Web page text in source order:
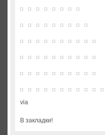
via
В закладки!